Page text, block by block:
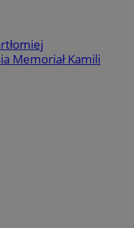
Memoriał Kamili